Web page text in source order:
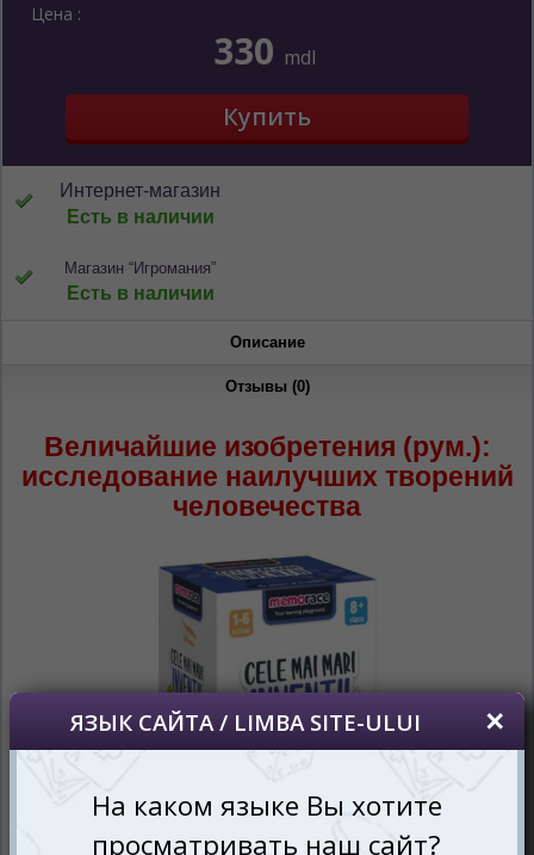
Цена :
330 mdl
Интернет-магазин
Есть в наличии
Магазин “Игромания”
Есть в наличии
Описание
Отзывы (0)
Величайшие изобретения (рум.):
исследование наилучших творений
человечества
*Беспокоим Вас только один раз, далее
сохраним Ваш выбор языка.
vom salva alegerea limbii.
Если вы хотите переключить язык
правом верхнем углу страницы.
Dacă doriți să schimbați limba site-ului, puteți
oricând să faceți asta în colțul din dreapta sus
RO